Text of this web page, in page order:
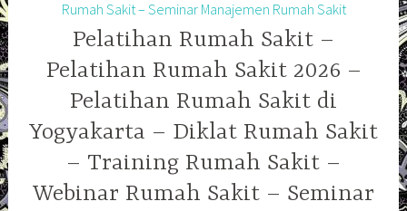
Pelatihan Rumah Sakit –
Pelatihan Rumah Sakit 2026 –
Pelatihan Rumah Sakit di
Yogyakarta – Diklat Rumah Sakit
– Training Rumah Sakit –
Webinar Rumah Sakit – Seminar